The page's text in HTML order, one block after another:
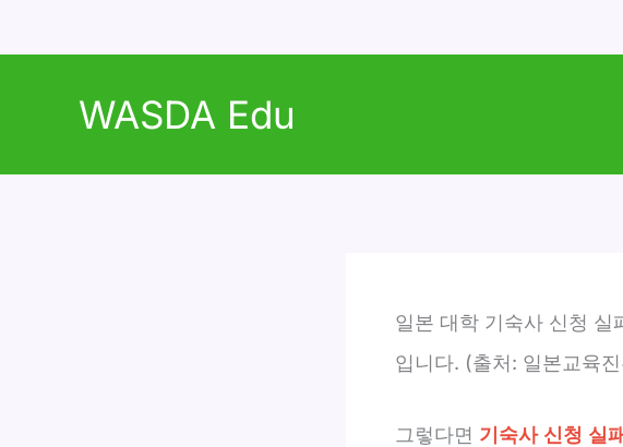
WASDA Edu
일본 대학 기숙사 신청 실
입니다. (출처: 일본교육
그렇다면 기숙사 신청 실